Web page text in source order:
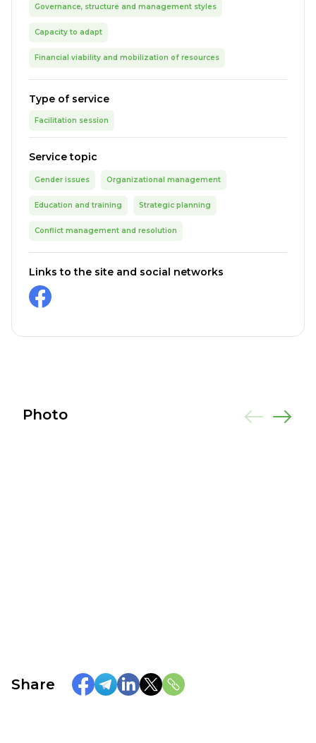
Governance, structure and management styles
Capacity to adapt
Financial viability and mobilization of resources
Type of service
Facilitation session
Service topic
Gender issues Organizational management
Education and training Strategic planning
Conflict management and resolution
Links to the site and social networks
Photo
Share